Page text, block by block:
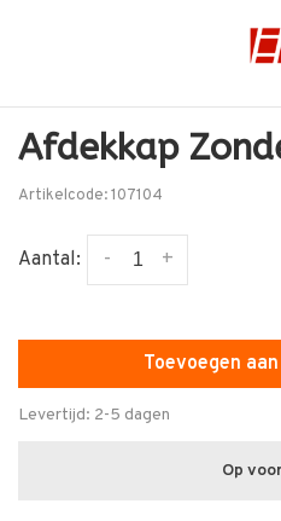
Afdekkap
Artikelcode:107104
Aantal: +
-
Toevoegen
Levertijd: 2-5 dagen
Op